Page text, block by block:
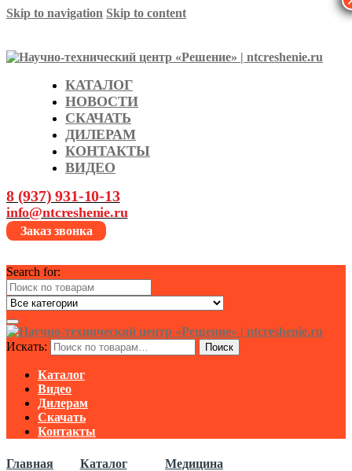
Skip to navigation Skip to content
КАТАЛОГ
НОВОСТИ
СКАЧАТЬ
ДИЛЕРАМ
КОНТАКТЫ
ВИДЕО
8 (937) 931-10-13
info@ntcreshenie.ru
Заказ звонка
Search for:
Искать: Поиск
Каталог
Видео
Дилерам
Скачать
Контакты
Главная Каталог
Медицина